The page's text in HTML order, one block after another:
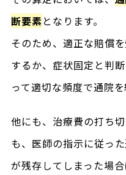
断要素となります。
そのため、適正な賠償
するか、症状固定と判
って適切な頻度で通院
他にも、治療費の打ち
も、医師の指示に従っ
が残存してしまった場